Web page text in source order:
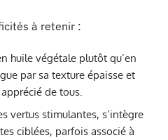
à retenir :
huile végétale plutôt qu’en
par sa texture épaisse et
de tous.
vertus stimulantes, s’intègre
ciblées, parfois associé à